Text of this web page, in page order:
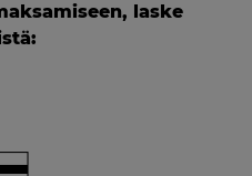
laske